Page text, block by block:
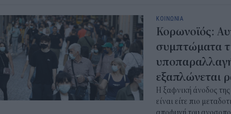
ΚΟΙΝΩΝΙΑ
Κορωνοϊός:
συμπτώματα
εξαπλώνεται
Η ξαφνική άνοδος
είναι είτε πιο